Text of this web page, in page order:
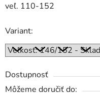
veľ. 110-152
Variant:
Dostupnosť
Môžeme doručiť do: